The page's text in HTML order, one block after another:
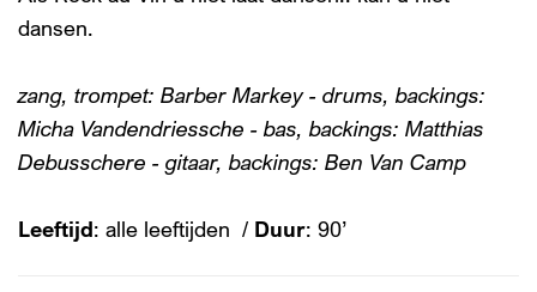
dansen.
zang, trompet: Barber Markey - drums, backings:
Micha Vandendriessche - bas, backings: Matthias
Debusschere - gitaar, backings: Ben Van Camp
Leeftijd: alle leeftijden / Duur: 90’